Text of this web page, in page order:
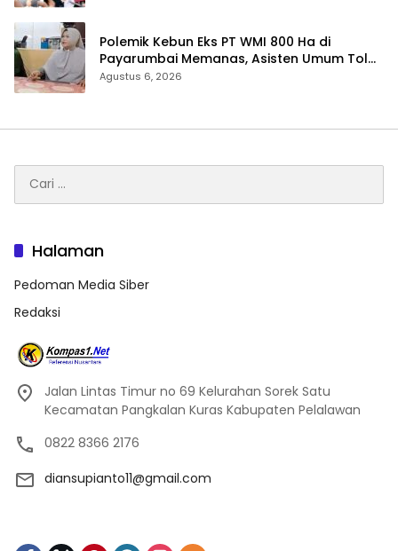
Polemik Kebun Eks PT WMI 800 Ha di
Payarumbai Memanas, Asisten Umum Tolak
Dikelola Agrinas dan Tantang Presiden
Agustus 6, 2026
untuk:
Halaman
Pedoman Media Siber
Redaksi
Jalan Lintas Timur no 69 Kelurahan Sorek Satu
Kecamatan Pangkalan Kuras Kabupaten Pelalawan
0822 8366 2176
diansupianto11@gmail.com